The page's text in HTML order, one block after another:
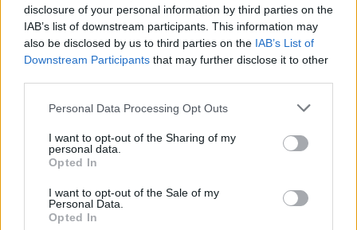
disclosure of your personal information by third parties on the
IAB’s list of downstream participants. This information may
also be disclosed by us to third parties on the IAB’s List of
Downstream Participants that may further disclose it to other
Personal Data Processing Opt Outs
I want to opt-out of the Sharing of my
personal data.
Opted In
I want to opt-out of the Sale of my
Personal Data.
Opted In
SHOWBIZ
Μελέτης Ηλίας: Τα δέκα χρόνια
ψυχοθεραπείας, τα πρωτοσέλιδα και
ο «τέλειος» γάμος
GOSSIP SPECIALS
Σας μοιάζει η Σμαράγδα Καρύδη για
έχει η τούρτα της σήμερα!
περιμέναμε